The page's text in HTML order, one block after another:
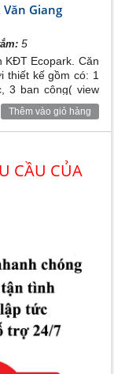
Giang
5
KĐT Ecopark. Căn
thiết kế gồm có: 1
3 ban công( view
cạnh sông). Hiện
trí trung tâm, giao
ngặt 24/24h. Tiện
Thêm vào giỏ hàng
CẦU CỦA